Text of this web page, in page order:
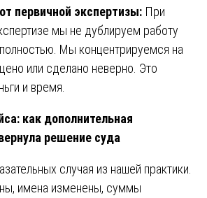
первичной экспертизы: При
мы не дублируем работу
Мы концентрируемся на
или сделано неверно. Это
и время.
как дополнительная
решение суда
случая из нашей практики.
имена изменены, суммы